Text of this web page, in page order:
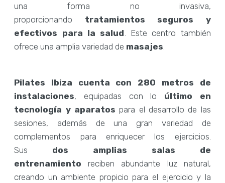
una forma no invasiva,
proporcionando tratamientos seguros y
efectivos para la salud . Este centro también
ofrece una amplia variedad de masajes
Pilates Ibiza cuenta con 280 metros de
instalaciones, equipadas con lo último en
tecnología y aparatos para el desarrollo de las
sesiones, además de una gran variedad de
complementos para enriquecer los ejercicios.
Sus dos amplias salas de
entrenamiento reciben abundante luz natural,
creando un ambiente propicio para el ejercicio y la